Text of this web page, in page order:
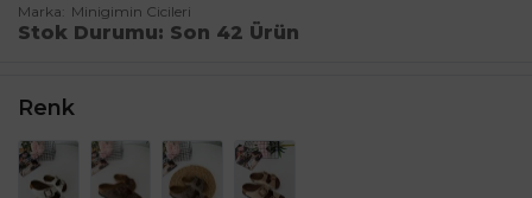
Marka
Minigimin Cicileri
Stok Durumu Son 42 Ürün
Renk